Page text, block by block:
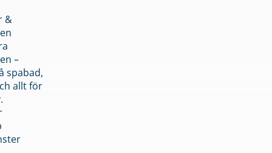
&
–
spabad,
allt för